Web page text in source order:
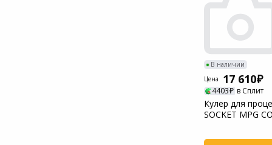
В наличии
Цена
17 610
4403 в Сплит
Кулер для
SOCKET MPG